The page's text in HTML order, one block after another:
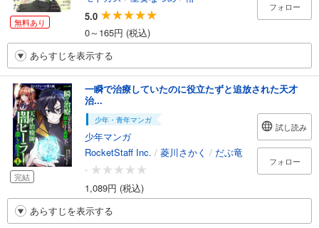
無料あり
5.0
0～165円 (税込)
フォロー
あらすじを表示する
完結
一瞬で治療していたのに役立たずと追放された天才
治...
少年・青年マンガ
少年マンガ
RocketStaff Inc. / 菱川さかく / だぶ竜
-
1,089円 (税込)
試し読み
フォロー
あらすじを表示する